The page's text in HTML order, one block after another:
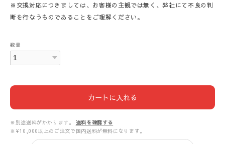
※交換対応につきましては、お客様の主観では無く、弊社にて不良の判
断を行なうものであることをご理解ください。
数量
カートに入れる
※別途送料がかかります。
送料を確認する
※¥10,000以上のご注文で国内送料が無料になります。